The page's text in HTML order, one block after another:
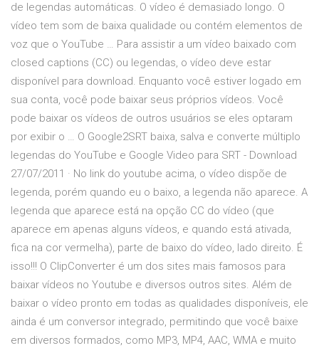
de legendas automáticas. O vídeo é demasiado longo. O
vídeo tem som de baixa qualidade ou contém elementos de
voz que o YouTube … Para assistir a um vídeo baixado com
closed captions (CC) ou legendas, o vídeo deve estar
disponível para download. Enquanto você estiver logado em
sua conta, você pode baixar seus próprios vídeos. Você
pode baixar os vídeos de outros usuários se eles optaram
por exibir o … O Google2SRT baixa, salva e converte múltiplo
legendas do YouTube e Google Video para SRT - Download
27/07/2011 · No link do youtube acima, o vídeo dispõe de
legenda, porém quando eu o baixo, a legenda não aparece. A
legenda que aparece está na opção CC do vídeo (que
aparece em apenas alguns vídeos, e quando está ativada,
fica na cor vermelha), parte de baixo do vídeo, lado direito. É
isso!!! O ClipConverter é um dos sites mais famosos para
baixar vídeos no Youtube e diversos outros sites. Além de
baixar o vídeo pronto em todas as qualidades disponíveis, ele
ainda é um conversor integrado, permitindo que você baixe
em diversos formados, como MP3, MP4, AAC, WMA e muito